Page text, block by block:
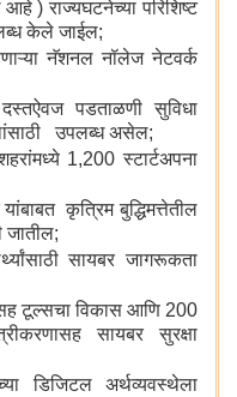
) राज्यघटनेच्या परिशिष्ट
केले जाईल;
नॅशनल नॉलेज नेटवर्क
पडताळणी सुविधा
उपलब्ध असेल;
1,200 स्टार्टअपना
कृत्रिम बुद्धिमत्तेतील
सायबर जागरूकता
टूल्सचा विकास आणि 200
सायबर सुरक्षा
डिजिटल अर्थव्यवस्थेला